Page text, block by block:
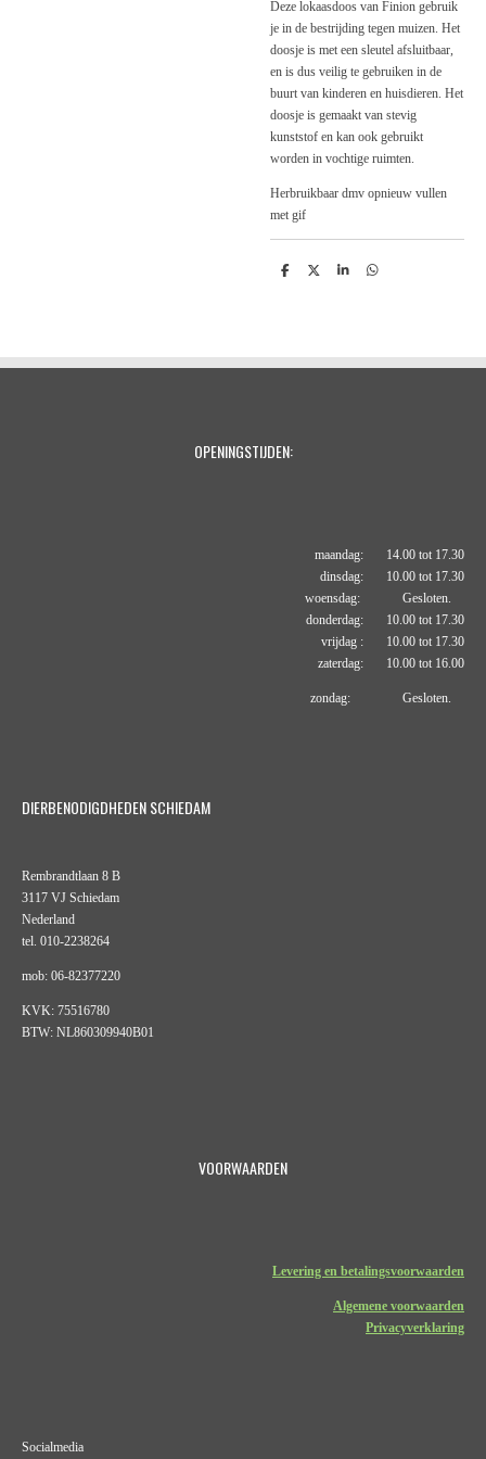
Deze lokaasdoos van Finion gebruik
je in de bestrijding tegen muizen. Het
doosje is met een sleutel afsluitbaar,
en is dus veilig te gebruiken in de
buurt van kinderen en huisdieren. Het
doosje is gemaakt van stevig
kunststof en kan ook gebruikt
worden in vochtige ruimten.
Herbruikbaar dmv opnieuw vullen
met gif
D
D
S
D
OPENINGSTIJDEN:
maandag: 14.00 tot 17.30
dinsdag: 10.00 tot 17.30
woensdag: Gesloten.
donderdag: 10.00 tot 17.30
vrijdag : 10.00 tot 17.30
zaterdag: 10.00 tot 16.00
zondag: Gesloten.
DIERBENODIGDHEDEN SCHIEDAM
Rembrandtlaan 8 B
3117 VJ Schiedam
Nederland
tel. 010-2238264
mob: 06-82377220
KVK: 75516780
BTW: NL860309940B01
VOORWAARDEN
Levering en betalingsvoorwaarden
Algemene voorwaarden
Privacyverklaring
Socialmedia